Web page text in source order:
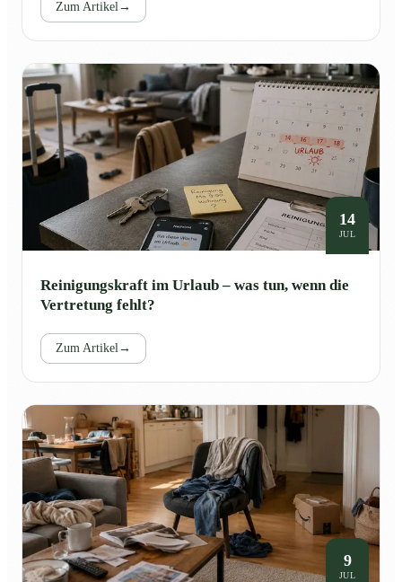
Zum Artikel →
14
JUL
Reinigungskraft im Urlaub – was tun, wenn die
Vertretung fehlt?
Zum Artikel →
9
JUL